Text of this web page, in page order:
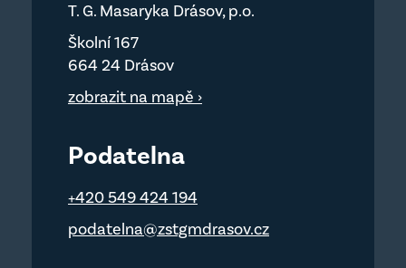
T. G. Masaryka Drásov, p.o.
Školní 167
664 24 Drásov
zobrazit na mapě ›
Podatelna
+420 549 424 194
podatelna@zstgmdrasov.cz